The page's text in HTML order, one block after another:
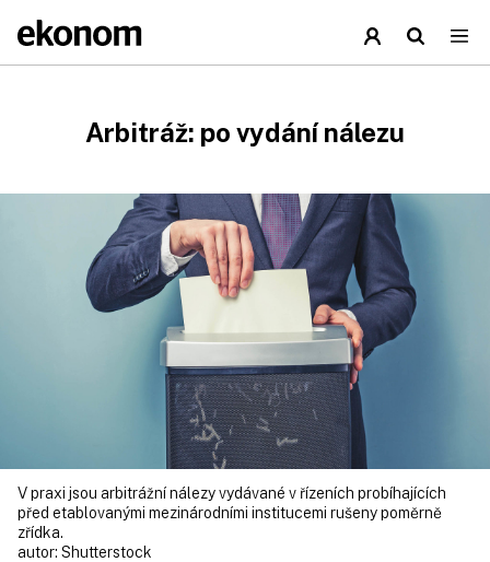
Arbitráž: po vydání nálezu
V praxi jsou arbitrážní nálezy vydávané v řízeních probíhajících
před etablovanými mezinárodními institucemi rušeny poměrně
zřídka.
autor: Shutterstock